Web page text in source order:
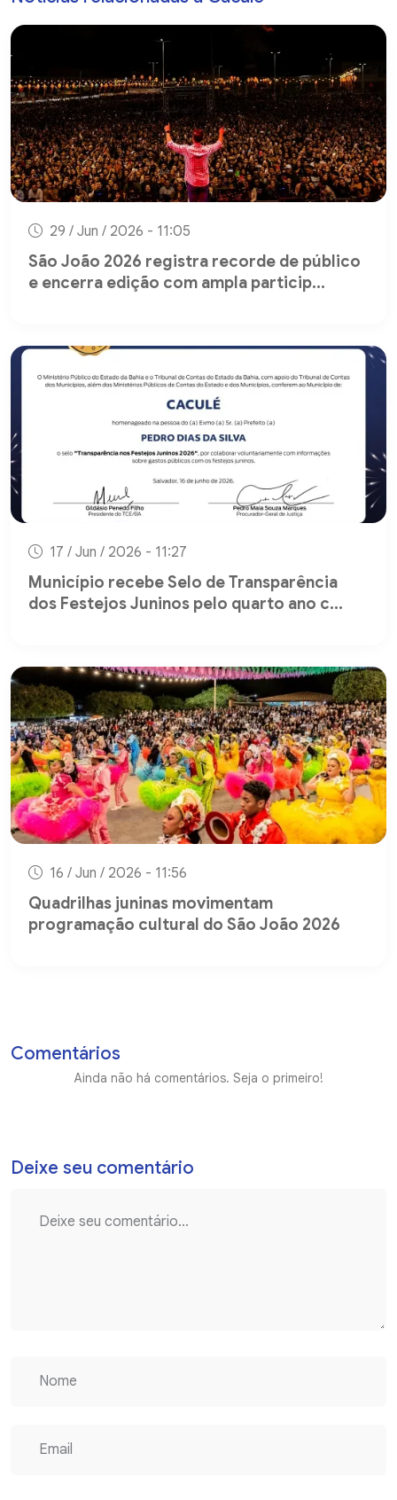
29 / Jun / 2026 - 11:05
São João 2026 registra recorde de público
e encerra edição com ampla particip...
17 / Jun / 2026 - 11:27
Município recebe Selo de Transparência
dos Festejos Juninos pelo quarto ano c...
16 / Jun / 2026 - 11:56
Quadrilhas juninas movimentam
programação cultural do São João 2026
Comentários
Ainda não há comentários. Seja o primeiro!
Deixe seu comentário